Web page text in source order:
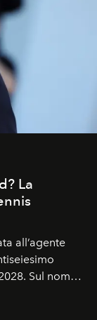
La
all’agente
Sul nome
di Daniel